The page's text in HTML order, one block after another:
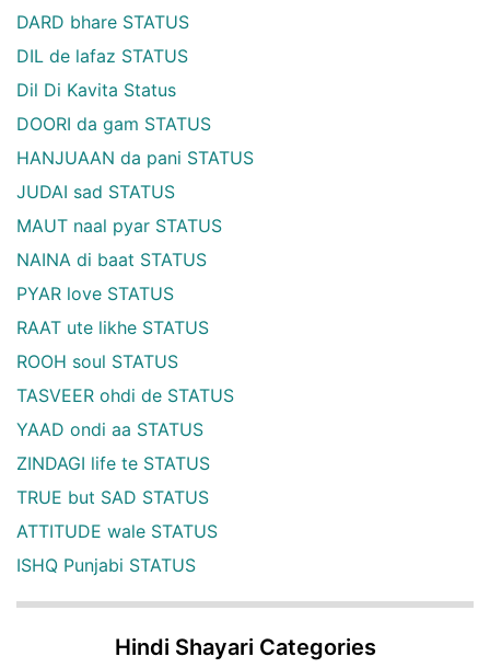
DARD bhare STATUS
DIL de lafaz STATUS
Dil Di Kavita Status
DOORI da gam STATUS
HANJUAAN da pani STATUS
JUDAI sad STATUS
MAUT naal pyar STATUS
NAINA di baat STATUS
PYAR love STATUS
RAAT ute likhe STATUS
ROOH soul STATUS
TASVEER ohdi de STATUS
YAAD ondi aa STATUS
ZINDAGI life te STATUS
TRUE but SAD STATUS
ATTITUDE wale STATUS
ISHQ Punjabi STATUS
Hindi Shayari Categories